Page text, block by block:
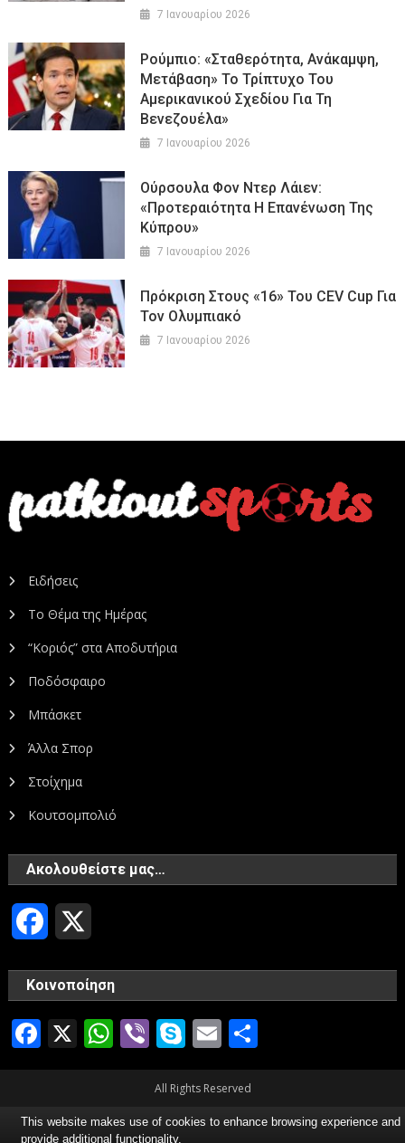
7 Ιανουαρίου 2026
Ρούμπιο: «Σταθερότητα, Ανάκαμψη,
Μετάβαση» Το Τρίπτυχο Του
Αμερικανικού Σχεδίου Για Τη
Βενεζουέλα»
7 Ιανουαρίου 2026
Ούρσουλα Φον Ντερ Λάιεν:
«Προτεραιότητα Η Επανένωση Της
Κύπρου»
7 Ιανουαρίου 2026
Πρόκριση Στους «16» Του CEV Cup Για
Τον Ολυμπιακό
7 Ιανουαρίου 2026
Ειδήσεις
Το Θέμα της Ημέρας
“Κοριός” στα Αποδυτήρια
Ποδόσφαιρο
Μπάσκετ
Άλλα Σπορ
Στοίχημα
Κουτσομπολιό
Ακολουθείστε μας…
Facebook
Κοινοποίηση
Facebook
X WhatsApp
ViberSkype
Email
All Rights Reserved
This website makes use of cookies to enhance browsing experience and
provide additional functionality.